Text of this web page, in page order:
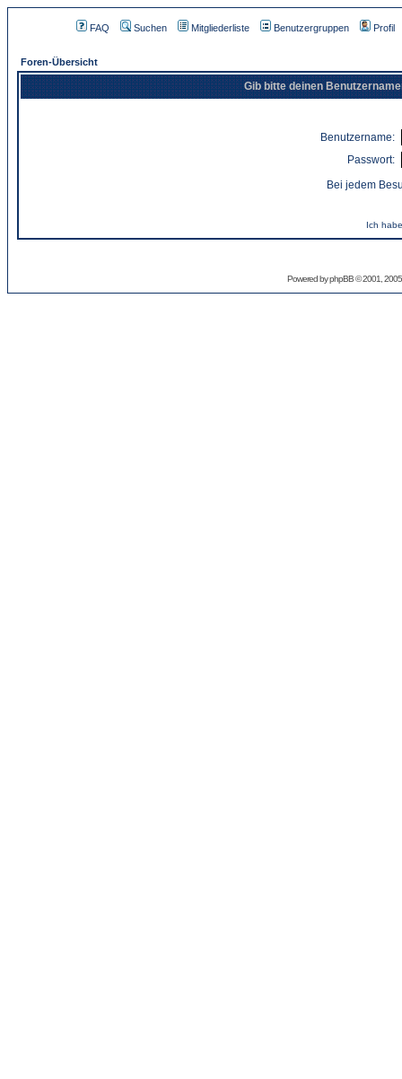
FAQ Suchen Mitgliederliste Benutzergruppen Profil
Foren-Übersicht
Gib bitte deinen
Benutzername:
Passwort:
Bei jedem
Ich
Powered byphpBB© 2001,